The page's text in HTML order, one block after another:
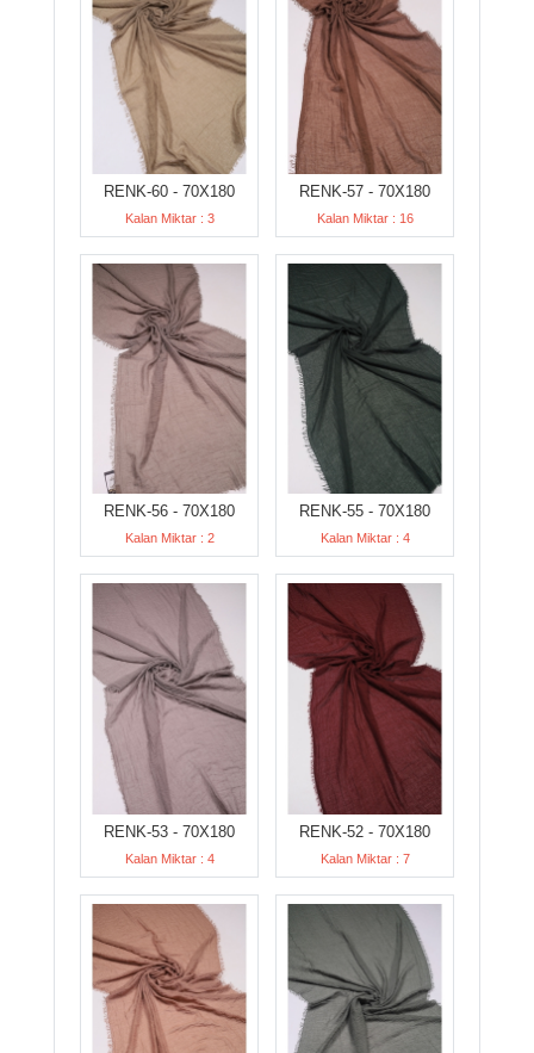
RENK-60 - 70X180
Kalan Miktar : 3
RENK-57 - 70X180
Kalan Miktar : 16
RENK-56 - 70X180
Kalan Miktar : 2
RENK-55 - 70X180
Kalan Miktar : 4
RENK-53 - 70X180
Kalan Miktar : 4
RENK-52 - 70X180
Kalan Miktar : 7